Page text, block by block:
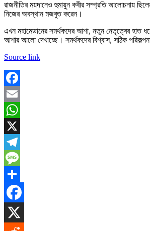
রাজনীতির ময়দানেও হুমায়ুন কবীর সম্প্রতি আলোচনায়
নিজের অবস্থান মজবুত করেন।
এখন মহামেডানের সমর্থকদের আশা, নতুন নেতৃত্বের হাত
আশার আলো দেখাচ্ছে। সমর্থকদের বিশ্বাস, সঠিক
Source link
Facebook
Email
WhatsApp
X
Telegram
Message
Share